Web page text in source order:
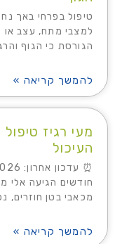
טיפול בפרחי באך
למצבי מתח, עצב או
הגורסת כי הגוף
להמשך קריאה »
מעי רגיז
העיכול
מכאבי בטן חוזרים,
להמשך קריאה »